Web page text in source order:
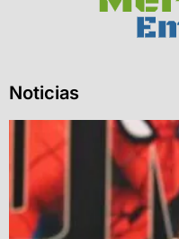
Noticias